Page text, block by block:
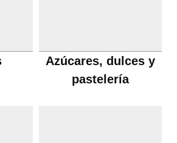
Azúcares, dulces y
pastelería